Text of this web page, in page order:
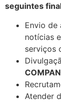
seguintes
Envio de
notícias
serviços
Atender